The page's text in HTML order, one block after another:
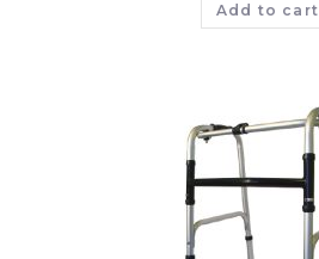
Add to cart